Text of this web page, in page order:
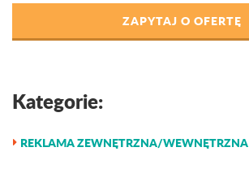
ZAPYTAJ O OFERTĘ
Kategorie:
REKLAMA ZEWNĘTRZNA/WEWNĘTRZNA